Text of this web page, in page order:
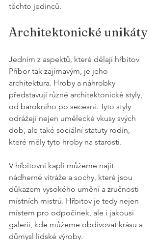
těchto jedinců.
Architektonické unikáty
Jedním z aspektů, které dělají hřbitov
Příbor tak zajímavým, je jeho
architektura. Hroby a náhrobky
představují různé architektonické styly,
od barokního po secesní. Tyto styly
odrážejí nejen umělecké vkusy svých
dob, ale také sociální statuty rodin,
které měly tyto hroby na starosti.
V hřbitovní kapli můžeme najít
nádherné vitráže a sochy, které jsou
důkazem vysokého umění a zručnosti
místních mistrů. Hřbitov je tedy nejen
místem pro odpočinek, ale i jakousi
galerií, kde můžeme obdivovat krásu a
důmysl lidské výroby.